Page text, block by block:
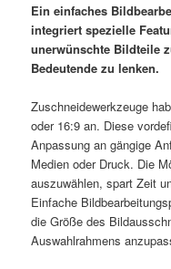
Ein einfaches
integriert spezielle
unerwünschte Bildteile
Bedeutende zu lenken.
Zuschneidewerkzeuge
oder 16:9 an. Diese
Anpassung an gängige
Medien oder Druck. Die
auszuwählen, spart Zeit
Einfache
die Größe des
Auswahlrahmens